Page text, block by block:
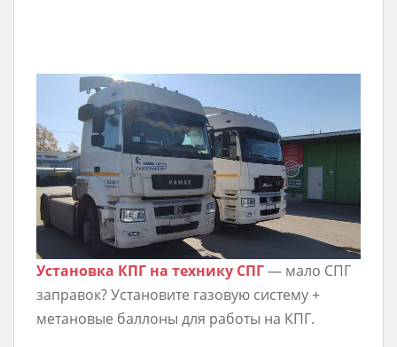
Установка КПГ на технику СПГ— мало СПГ
заправок? Установите газовую систему +
метановые баллоны для работы на КПГ.